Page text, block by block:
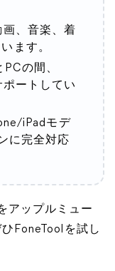
画、音楽、着
ます。
の間、
ポートしてい
iPadモデ
に完全対応
アップルミュー
FoneToolを試し